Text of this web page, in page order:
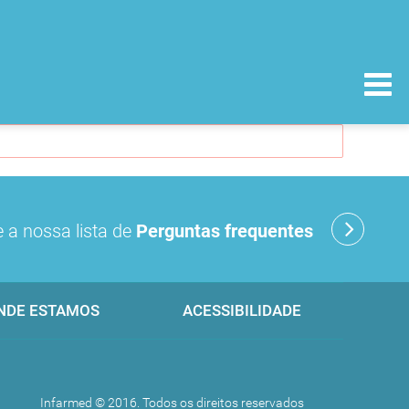
a nossa lista de Perguntas frequentes
ESTAMOS ACESSIBILIDADE
Infarmed © 2016. Todos os direitos reservados